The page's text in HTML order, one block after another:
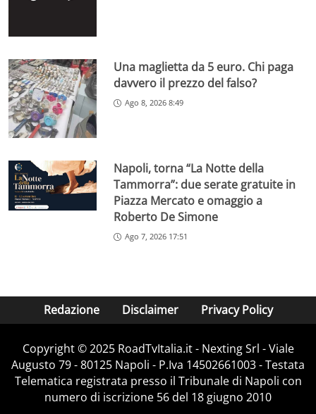
Una maglietta da 5 euro. Chi paga
davvero il prezzo del falso?
Ago 8, 2026 8:49
Napoli, torna “La Notte della
Tammorra”: due serate gratuite in
Piazza Mercato e omaggio a
Roberto De Simone
Ago 7, 2026 17:51
Redazione Disclaimer Privacy Policy
Copyright ©️ 2025 RoadTvItalia.it - Nexting Srl - Viale
Augusto 79 - 80125 Napoli - P.Iva 14502661003 - Testata
Telematica registrata presso il Tribunale di Napoli con
numero di iscrizione 56 del 18 giugno 2010